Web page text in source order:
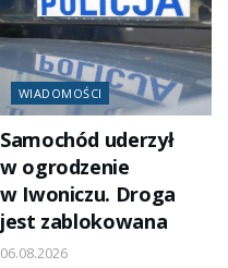
WIADOMOŚCI
Samochód uderzył
w ogrodzenie
w Iwoniczu. Droga
jest zablokowana
06.08.2026